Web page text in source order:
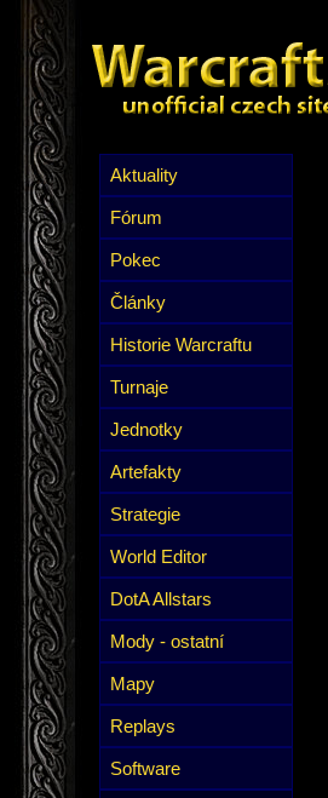
Aktuality
Fórum
Pokec
Články
Historie Warcraftu
Turnaje
Jednotky
Artefakty
Strategie
World Editor
DotA Allstars
Mody - ostatní
Mapy
Replays
Software